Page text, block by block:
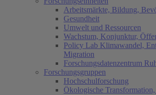
Arbeitsmärkte, Bildung,
Gesundheit
Umwelt und Ressourcen
Wachstum, Konjunktur,
Policy Lab Klimawandel,
Migration
Forschungsdatenzentrum
Forschungsgruppen
Hochschulforschung
Ökologische